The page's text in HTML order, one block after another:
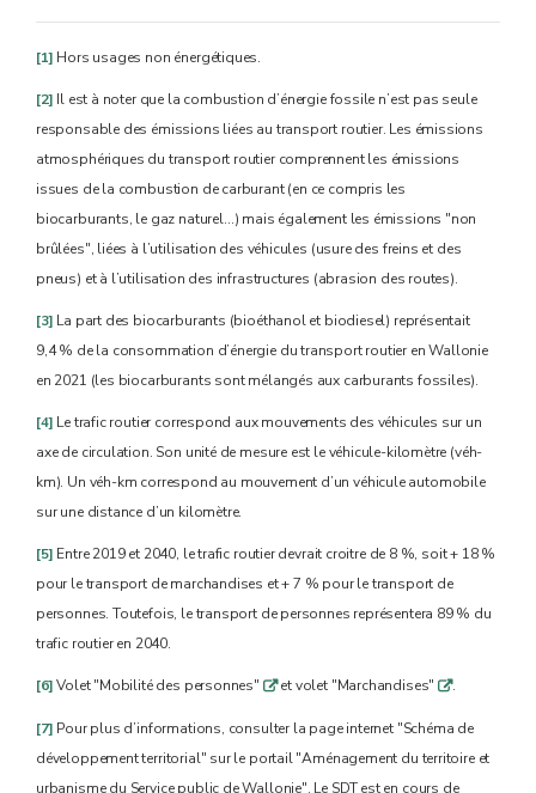
[1] Hors usages non énergétiques.
[2] Il est à noter que la combustion d’énergie fossile n’est pas seule
responsable des émissions liées au transport routier. Les émissions
atmosphériques du transport routier comprennent les émissions
issues de la combustion de carburant (en ce compris les
biocarburants, le gaz naturel…) mais également les émissions "non
brûlées", liées à l’utilisation des véhicules (usure des freins et des
pneus) et à l’utilisation des infrastructures (abrasion des routes).
[3] La part des biocarburants (bioéthanol et biodiesel) représentait
9,4 % de la consommation d’énergie du transport routier en Wallonie
en 2021 (les biocarburants sont mélangés aux carburants fossiles).
[4] Le trafic routier correspond aux mouvements des véhicules sur un
axe de circulation. Son unité de mesure est le véhicule-kilomètre (véh-
km). Un véh-km correspond au mouvement d’un véhicule automobile
sur une distance d’un kilomètre.
[5] Entre 2019 et 2040, le trafic routier devrait croitre de 8 %, soit + 18 %
pour le transport de marchandises et + 7 % pour le transport de
personnes. Toutefois, le transport de personnes représentera 89 % du
trafic routier en 2040.
[6]Volet "Mobilité des personnes" qet volet "Marchandises"q.
[7] Pour plus d’informations, consulter la page internet "Schéma de
développement territorial" sur le portail "Aménagement du territoire et
urbanisme du Service public de Wallonie". Le SDT est en cours de